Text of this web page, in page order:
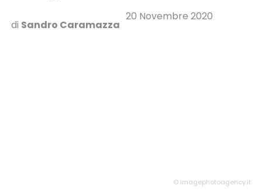
di Sandro Caramazza
20 Novembre 2020
© imagephotoagency.it